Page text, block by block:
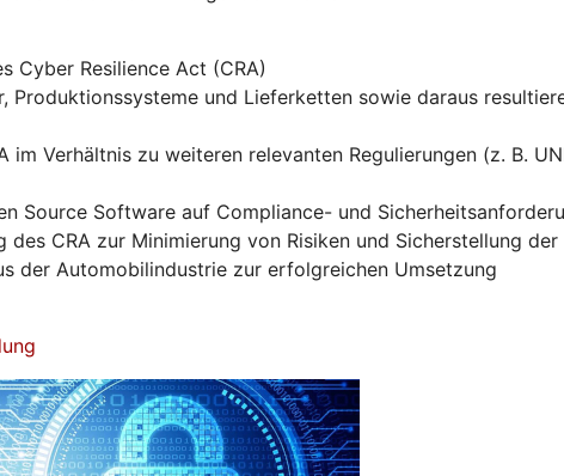
Cyber Resilience Act (CRA)
Produktionssysteme und Lieferketten sowie daraus
Verhältnis zu weiteren relevanten Regulierungen (z. B.
Source Software auf Compliance- und
des CRA zur Minimierung von Risiken und Sicherstellung
der Automobilindustrie zur erfolgreichen Umsetzung